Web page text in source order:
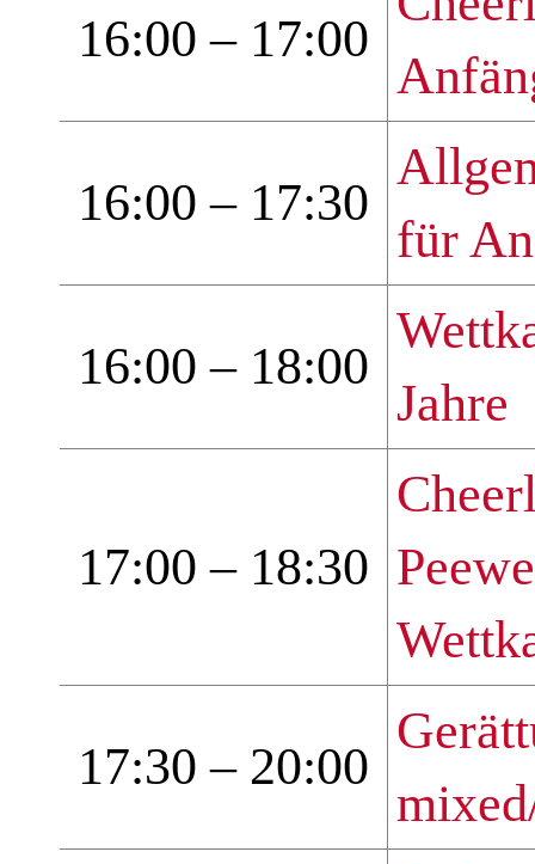
16:00 – 17:00
16:00 – 17:30
für
16:00 – 18:00
Jahre
17:00 – 18:30
17:30 – 20:00